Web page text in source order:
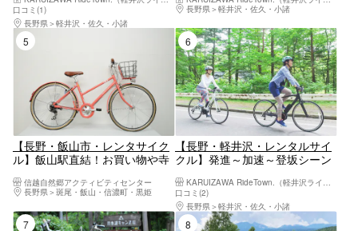
口コミ(1)
長野県
軽井沢・佐久・小諸
長野県
軽井沢・佐久・小諸
【長野・飯山市・レンタサイク
ル】飯山駅直結！お買い物や寺
クル信越自然郷アクティビティセンター
長野県
斑尾・飯山・信濃町・黒姫
6位
【長野・軽井沢・レンタルサイ
クル】発進～加速～登坂シーン
た本格クロスバイク（YPJ-C）
KARUIZAWA RideTown.（軽井沢ライドタウン）
口コミ(2)
長野県
軽井沢・佐久・小諸
7位 8位